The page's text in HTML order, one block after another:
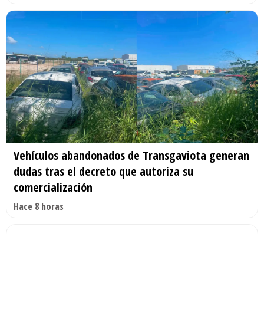
Vehículos abandonados de Transgaviota generan
dudas tras el decreto que autoriza su
comercialización
Hace 8 horas